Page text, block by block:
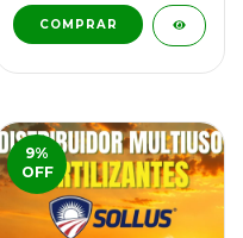
9%
OFF